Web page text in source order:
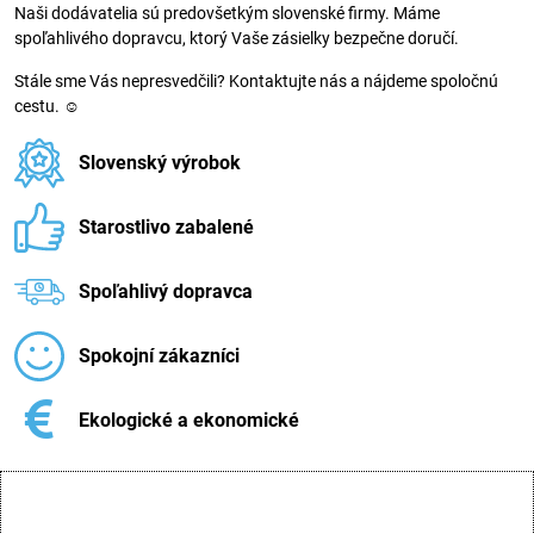
Naši dodávatelia sú predovšetkým slovenské firmy. Máme
spoľahlivého dopravcu, ktorý Vaše zásielky bezpečne doručí.
Stále sme Vás nepresvedčili? Kontaktujte nás a nájdeme spoločnú
cestu. ☺
Slovenský výrobok
Starostlivo zabalené
Spoľahlivý dopravca
Spokojní zákazníci
Ekologické a ekonomické